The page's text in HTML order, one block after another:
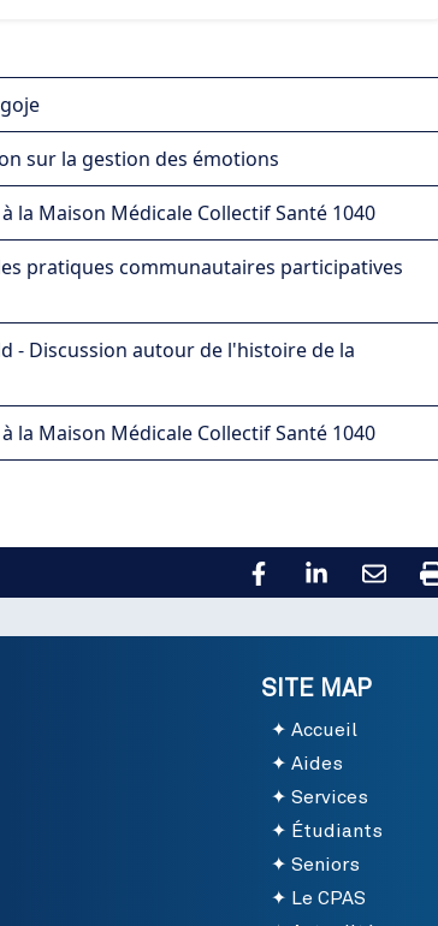
sur la gestion des émotions
Maison Médicale Collectif Santé 1040
pratiques communautaires participatives
- Discussion autour de l'histoire de la
Maison Médicale Collectif Santé 1040
SITE MAP
Accueil
Aides
Services
Étudiants
Seniors
Le CPAS